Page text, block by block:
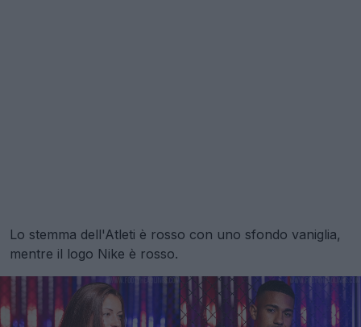
Lo stemma dell'Atleti è rosso con uno sfondo vaniglia,
mentre il logo Nike è rosso.